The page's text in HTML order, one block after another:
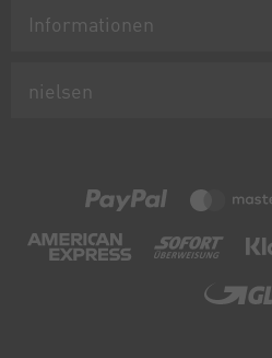
Informationen
nielsen